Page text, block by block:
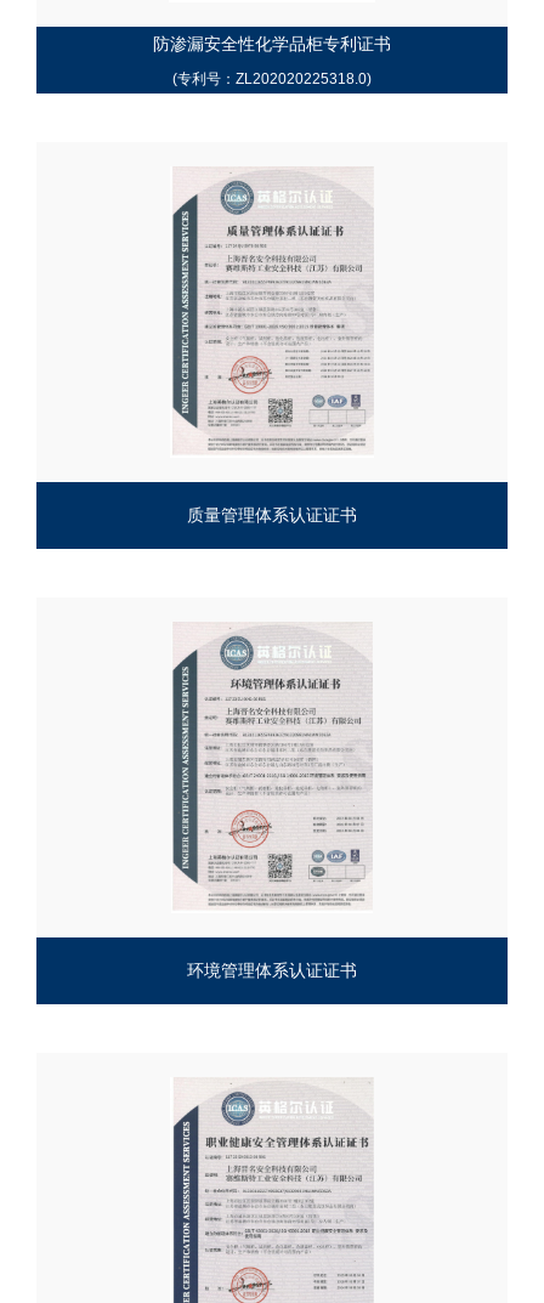
防渗漏安全性化学品柜专利证书
(专利号：ZL202020225318.0)
质量管理体系认证证书
环境管理体系认证证书